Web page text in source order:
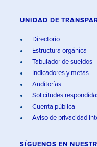
UNIDAD DE
Directorio
Estructura orgánica
Tabulador de sueldos
Indicadores y metas
Auditorías
Solicitudes
Cuenta pública
Aviso de privacidad
SÍGUENOS EN